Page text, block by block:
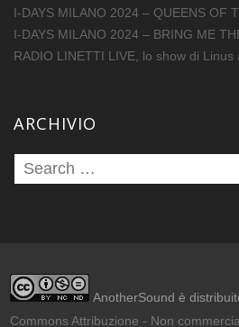
I-DAYS MILANO 2024 – QUEENS OF
I-DAYS MILANO 2024 – BRING ME
RADIO LINETTI LIVE, lo show di Linus
ARCHIVIO
AnotherSound è
Commons Attribuzione - Non